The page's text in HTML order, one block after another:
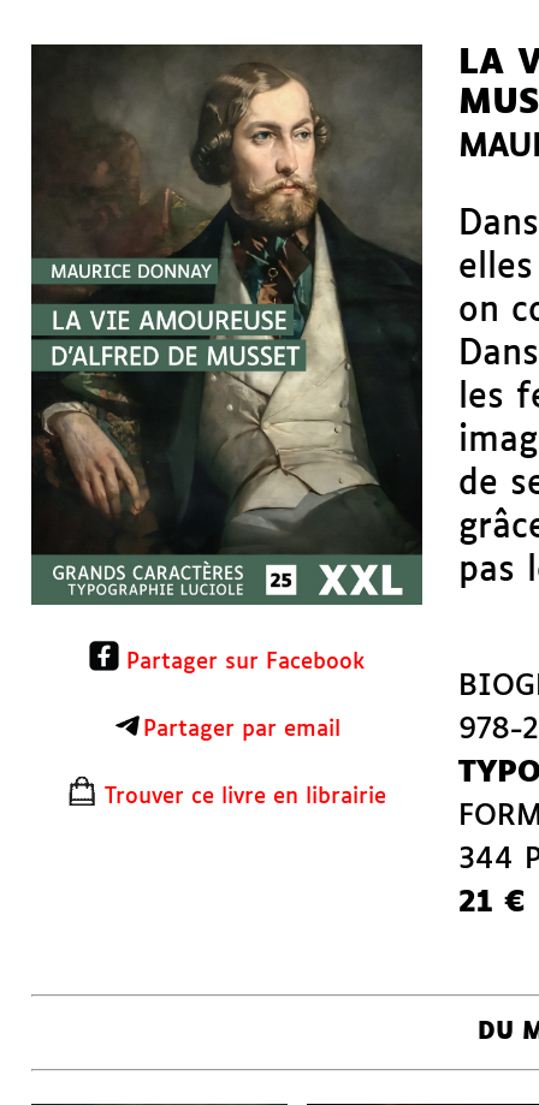
LA
on
les
de
pas
978-
344
21 €
Partager sur Facebook
Partager par email
Trouver ce livre en librairie
DU